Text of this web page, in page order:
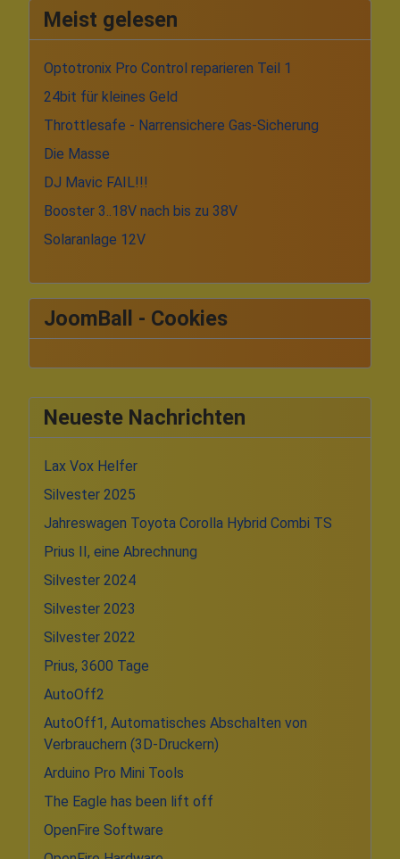
Neueste Nachrichten
Lax Vox Helfer
Silvester 2025
Jahreswagen Toyota Corolla Hybrid Combi TS
Prius II, eine Abrechnung
Silvester 2024
Silvester 2023
Silvester 2022
Prius, 3600 Tage
AutoOff2
AutoOff1, Automatisches Abschalten von
Verbrauchern (3D-Druckern)
Arduino Pro Mini Tools
The Eagle has been lift off
OpenFire Software
Meist gelesen
Optotronix Pro Control reparieren Teil 1
24bit für kleines Geld
Throttlesafe - Narrensichere Gas-Sicherung
Die Masse
DJ Mavic FAIL!!!
Booster 3..18V nach bis zu 38V
Solaranlage 12V
JoomBall - Cookies